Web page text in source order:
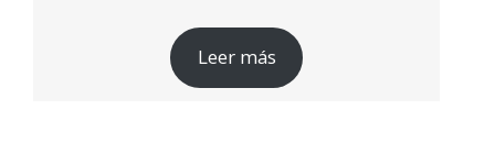
Leer más